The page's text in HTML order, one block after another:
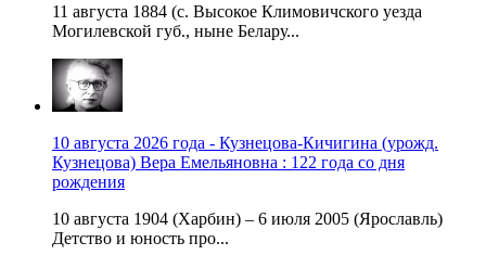
11 августа 1884 (с. Высокое Климовичского уезда
Могилевской губ., ныне Белару...
10 августа 2026 года - Кузнецова-Кичигина (урожд.
Кузнецова) Вера Емельяновна : 122 года со дня
рождения
10 августа 1904 (Харбин) – 6 июля 2005 (Ярославль)
Детство и юность про...